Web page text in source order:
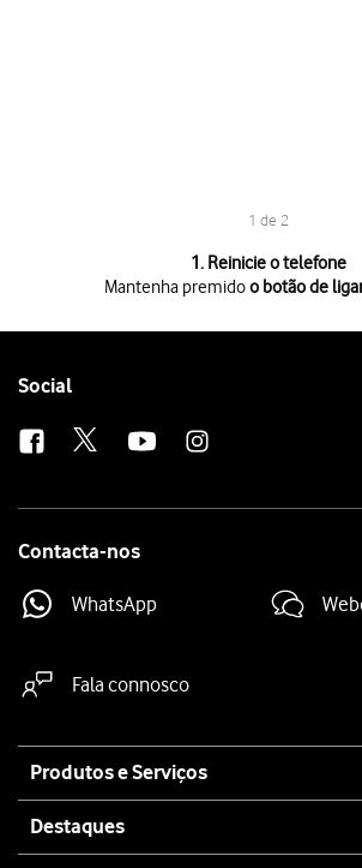
1 de 2
1. Reinicie o telefone
Mantenha premidoo botão de
Simultaneamente primaa parte inferior do
Follow
Social
Contacta-nos
WhatsApp
Fala connosco
map
Produtos e Serviços
Destaques